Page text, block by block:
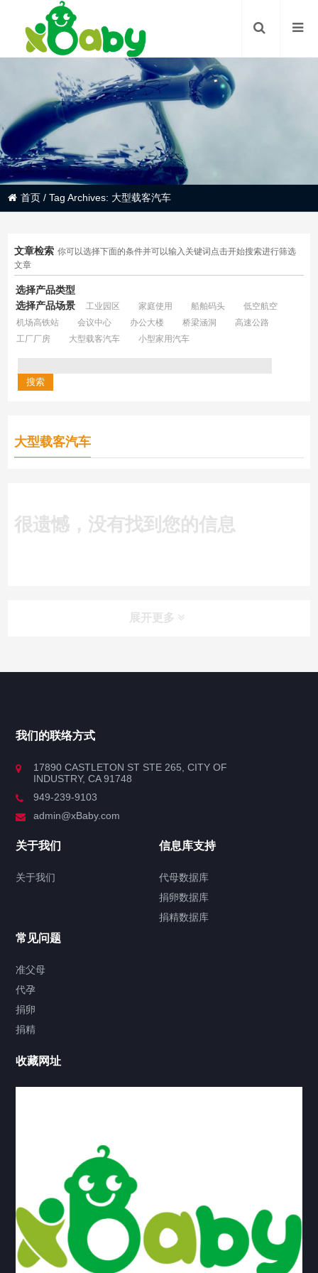
首页 /Tag Archives: 大型载客汽车
文章检索 你可以选择下面的条件并可以输入关键词点击开始搜索进行筛选
文章
选择产品类型
选择产品场景
工业园区 家庭使用 船舶码头
低空航空
机场高铁站
会议中心 办公大楼 桥梁涵洞
高速公路
工厂厂房
大型载客汽车 小型家用汽车
大型载客汽车
很遗憾，没有找到您的信息
展开更多
会议中心
大型载客汽车
桥梁涵洞
船舶码头
高速公路
官方博客
我们的联络方式
17890 CASTLETON ST STE 265, CITY OF
INDUSTRY, CA 91748
949-239-9103
admin@xBaby.com
关于我们
关于我们
信息库支持
代母数据库
捐卵数据库
捐精数据库
常见问题
准父母
代孕
捐卵
捐精
收藏网址